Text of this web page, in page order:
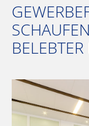
ELEBTER